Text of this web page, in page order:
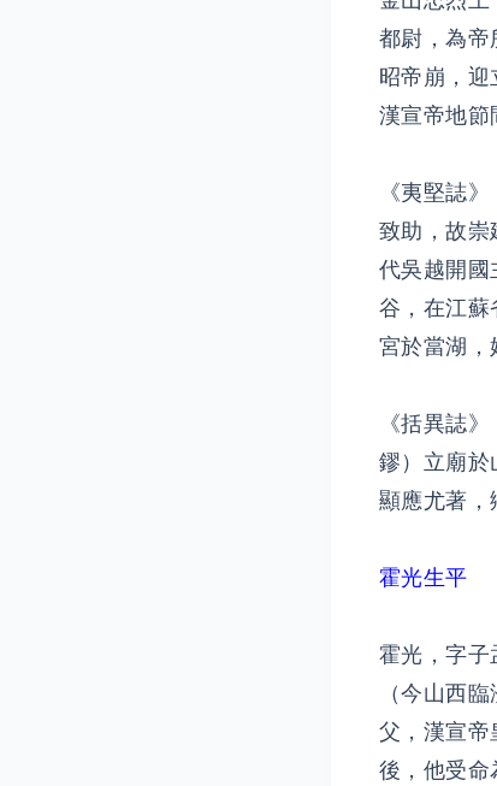
都尉，為帝
昭帝崩，
漢宣帝地節
《夷堅誌
致助，故崇
代吳越開國
谷，在江蘇
宮於當湖，
《括異誌
鏐）立廟於
顯應尤著，
霍光生平
霍光，字子
（今山西
父，漢宣帝
後，他受命